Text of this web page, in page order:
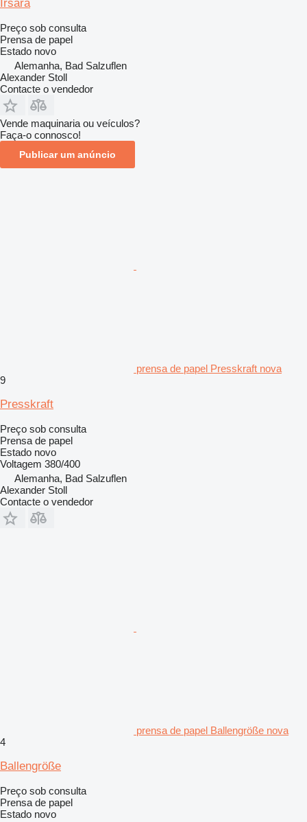
Irsara
Preço sob consulta
Prensa de papel
Estado novo
Alemanha, Bad Salzuflen
Alexander Stoll
Contacte o vendedor
Vende maquinaria ou veículos?
Faça-o connosco!
Publicar um anúncio
prensa de papel Presskraft nova
9
Presskraft
Preço sob consulta
Prensa de papel
Estado novo
Voltagem 380/400
Alemanha, Bad Salzuflen
Alexander Stoll
Contacte o vendedor
prensa de papel Ballengröße nova
4
Ballengröße
Preço sob consulta
Prensa de papel
Estado novo